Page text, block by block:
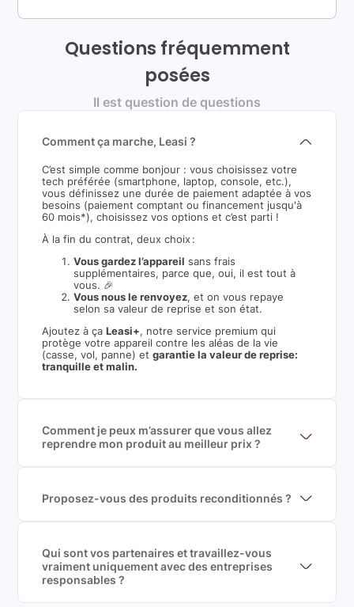
Questions fréquemment
posées
Il est question de questions
Comment ça marche, Leasi ?
C’est simple comme bonjour : vous choisissez votre
tech préférée (smartphone, laptop, console, etc.),
vous définissez une durée de paiement adaptée à vos
besoins (paiement comptant ou financement jusqu'à
60 mois*), choisissez vos options et c’est parti !
À la fin du contrat, deux choix :
Vous gardez l’appareil sans frais
supplémentaires, parce que, oui, il est tout à
vous. 🎉
Vous nous le renvoyez, et on vous repaye
selon sa valeur de reprise et son état.
Ajoutez à çaLeasi+, notre service premium qui
protège votre appareil contre les aléas de la vie
(casse, vol, panne) etgarantie la valeur de reprise:
tranquille et malin.
Comment je peux m’assurer que vous allez
reprendre mon produit au meilleur prix ?
garantir le meilleur prix de rachat. De plus, nous
sommes rémunéré à la commission sur la valeur de
Proposez-vous des produits reconditionnés ?
produits officiels de grandes marques et du
reconditionné de haute qualité
Qui sont vos partenaires et travaillez-vous
vraiment uniquement avec des entreprises
responsables ?